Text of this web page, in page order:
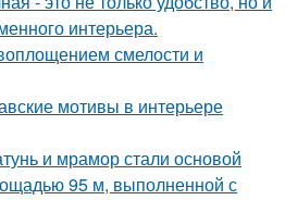
интерьера.
смелости и
мотивы в интерьере
и мрамор стали основой
95 м, выполненной с